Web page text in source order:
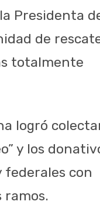
Presidenta
de
totalmente
logró
y los
federales con
ramos.